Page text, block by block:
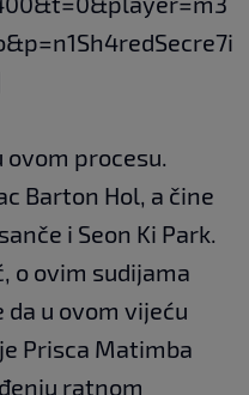
ovom procesu.
Barton Hol, a čine
i Seon Ki Park.
o ovim sudijama
u ovom vijeću
Prisca Matimba
ratnom